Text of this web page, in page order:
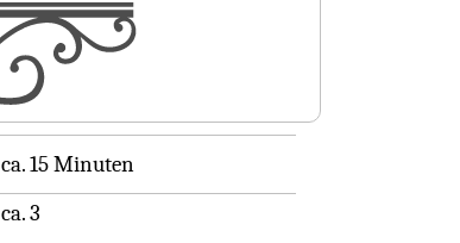
ca. 15 Minuten
ca. 3